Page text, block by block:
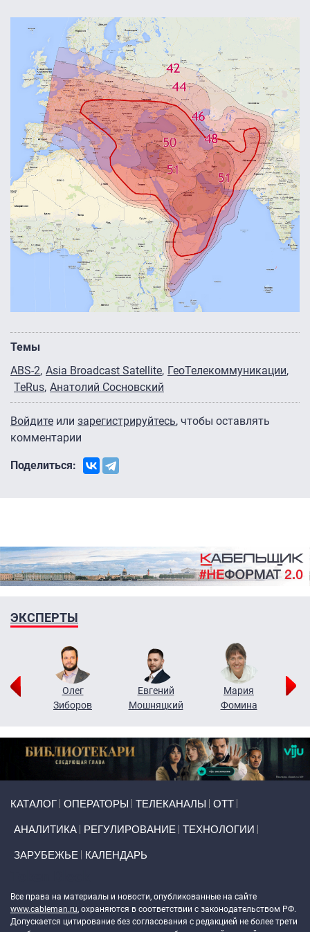
Темы
ABS-2 Asia Broadcast Satellite ГеоТелекоммуникации
TeRus Анатолий Сосновский
Войдите или зарегистрируйтесь, чтобы оставлять
комментарии
Поделиться:
ЭКСПЕРТЫ
Олег
Зиборов
Евгений
Мошняцкий
Мария
Фомина
КАТАЛОГ ОПЕРАТОРЫ ТЕЛЕКАНАЛЫ ОТТ
АНАЛИТИКА РЕГУЛИРОВАНИЕ ТЕХНОЛОГИИ
ЗАРУБЕЖЬЕ КАЛЕНДАРЬ
Все права на материалы и новости, опубликованные на сайте
www.cableman.ru, охраняются в соответствии с законодательством РФ.
Допускается цитирование без согласования с редакцией не более трети